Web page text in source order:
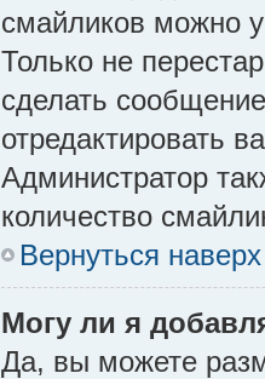
смайликов можно
Только не
сделать
отредактировать
Администратор
количество
Вернуться наверх
Могу ли я
Да, вы можете